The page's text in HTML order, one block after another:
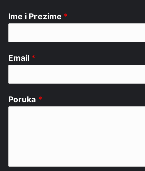
Ime i Prezime *
Email *
Poruka *